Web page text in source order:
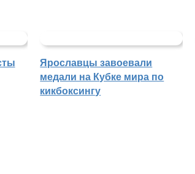
Ярославцы завоевали
медали на Кубке мира по
кикбоксингу